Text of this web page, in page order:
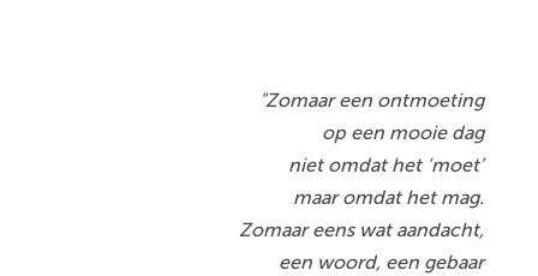
"Zomaar een ontmoeting
op een mooie dag
niet omdat het ‘moet’
maar omdat het mag.
Zomaar eens wat aandacht,
een woord, een gebaar